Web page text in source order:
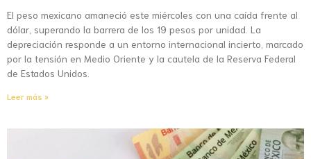
El peso mexicano amaneció este miércoles con una caída frente al
dólar, superando la barrera de los 19 pesos por unidad. La
depreciación responde a un entorno internacional incierto, marcado
por la tensión en Medio Oriente y la cautela de la Reserva Federal
de Estados Unidos.
Leer más »